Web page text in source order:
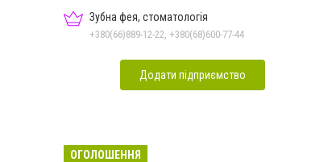
Зубна фея, стоматологія
+380(66)889-12-22, +380(68)600-77-44
Додати підприємство
ОГОЛОШЕННЯ